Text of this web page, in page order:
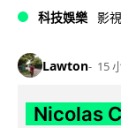
科技娛樂 影
Lawton 15
Nicolas